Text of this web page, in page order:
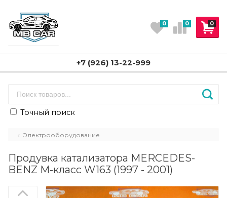
0
0 0
+7 (926) 13-22-999
Точный поиск
Электрооборудование
Продувка катализатора MERCEDES-
BENZ M-класс W163 (1997 - 2001)